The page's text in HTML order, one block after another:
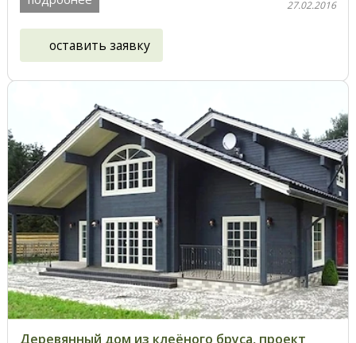
27.02.2016
оставить заявку
Деревянный дом из клеёного бруса, проект